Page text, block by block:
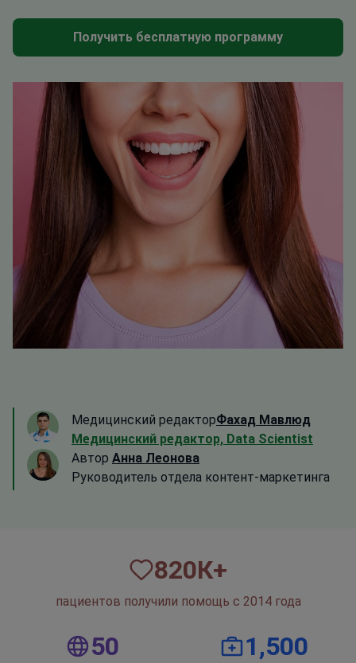
Получить бесплатную программу
Медицинский редакторФахад Мавлюд
Медицинский редактор, Data Scientist
Автор Анна Леонова
Руководитель отдела контент-маркетинга
820К+
пациентов получили помощь с 2014 года
50 1,500